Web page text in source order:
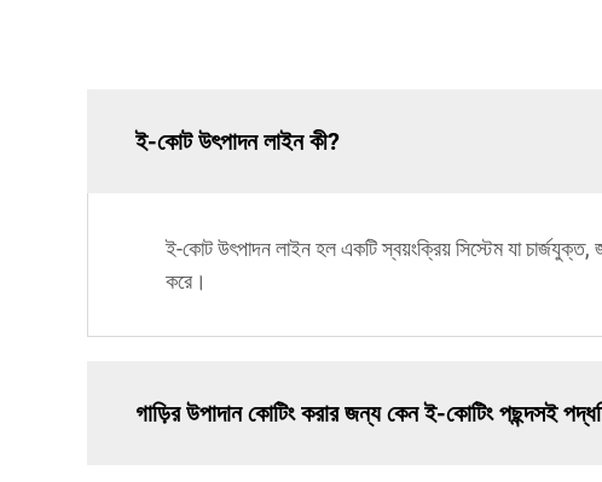
ই-কোট উৎপাদন লাইন কী?
ই-কোট উৎপাদন লাইন হল একটি স্বয়ংক্রিয় সিস্টেম যা চার্জযুক্ত,
করে।
গাড়ির উপাদান কোটিং করার জন্য কেন ই-কোটিং পছন্দসই